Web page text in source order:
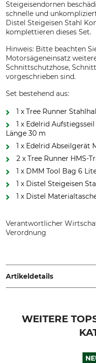
Steigeisendornen
schnelle und
Distel Steigeisen Stahl
komplettieren dieses Set.
Hinweis: Bitte beachten
Motorsägeneinsatz
Schnittschutzhose,
vorgeschrieben sind.
Set bestehend aus:
1 x Tree Runner
1 x Edelrid
Länge 30 m
1 x Edelrid Abseilgerät
2 x Tree Runner HMS-
1 x DMM Tool Bag 6
1 x Distel Steigeisen
1 x Distel
Verantwortlicher
Verordnung
www.grube.de
Artikeldetails
WEITERE